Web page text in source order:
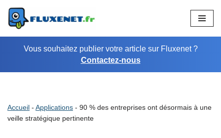
Aller
au
contenuVous souhaitez publier votre article sur Fluxenet ?
Contactez-nous
Accueil - Applications - 90 % des entreprises ont désormais à une
veille stratégique pertinente